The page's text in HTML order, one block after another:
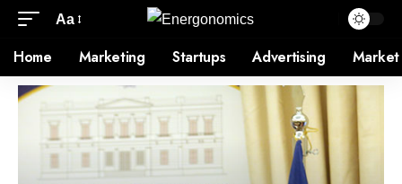
Aa
Home Marketing Startups Advertising Market